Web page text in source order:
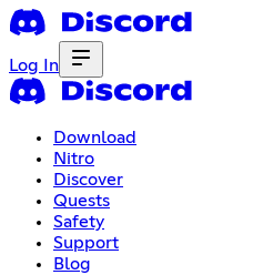
Log In
Download
Nitro
Discover
Quests
Safety
Support
Blog